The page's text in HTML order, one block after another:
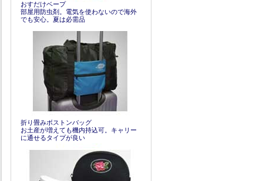
おすだけベープ
部屋用防虫剤。電気を使わないので海外
でも安心。夏は必需品
折り畳みボストンバッグ
お土産が増えても機内持込可。キャリー
に通せるタイプが良い